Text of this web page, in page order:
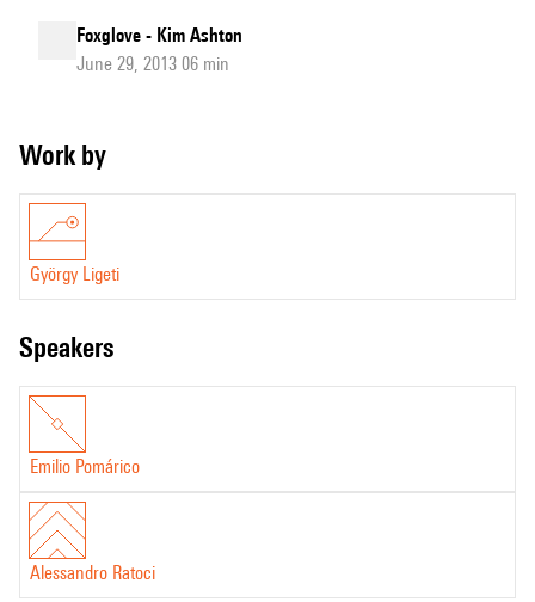
Foxglove - Kim Ashton
June 29, 2013 06 min
Work by
György Ligeti
speakers
Emilio Pomárico
Alessandro Ratoci